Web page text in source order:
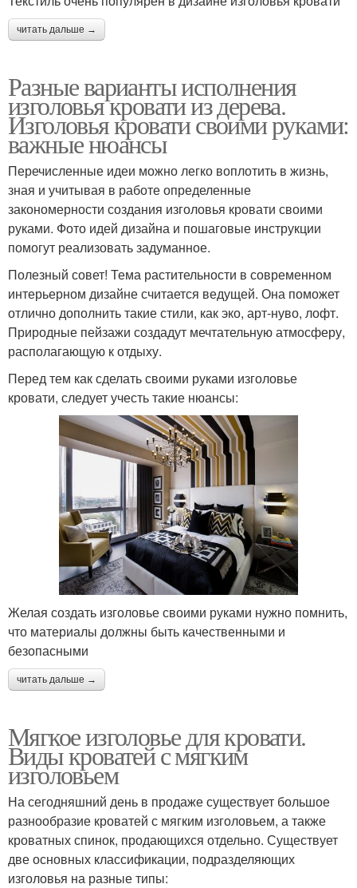
читать дальше →
Разные варианты исполнения
изголовья кровати из дерева.
Изголовья кровати своими руками:
важные нюансы
Перечисленные идеи можно легко воплотить в жизнь,
зная и учитывая в работе определенные
закономерности создания изголовья кровати своими
руками. Фото идей дизайна и пошаговые инструкции
помогут реализовать задуманное.
Полезный совет! Тема растительности в современном
интерьерном дизайне считается ведущей. Она поможет
отлично дополнить такие стили, как эко, арт-нуво, лофт.
Природные пейзажи создадут мечтательную атмосферу,
располагающую к отдыху.
Перед тем как сделать своими руками изголовье
кровати, следует учесть такие нюансы:
Желая создать изголовье своими руками нужно помнить,
что материалы должны быть качественными и
безопасными
читать дальше →
Мягкое изголовье для кровати.
Виды кроватей с мягким
изголовьем
На сегодняшний день в продаже существует большое
разнообразие кроватей с мягким изголовьем, а также
кроватных спинок, продающихся отдельно. Существует
две основных классификации, подразделяющих
изголовья на разные типы: